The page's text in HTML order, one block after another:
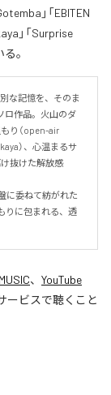
」「EBITEN
」「Surprise
。
な記憶を、そのま
ロ作品。火山のダ
り（open-air
）、心温まるサ
抜けた解放感
に委ねて紡がれた
りに包まれる、透
、 YouTube
ービスで聴くこと